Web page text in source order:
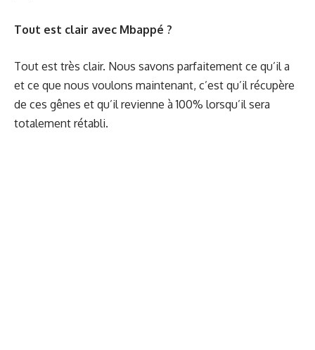
Tout est clair avec Mbappé ?
Tout est très clair. Nous savons parfaitement ce qu’il a
et ce que nous voulons maintenant, c’est qu’il récupère
de ces gênes et qu’il revienne à 100% lorsqu’il sera
totalement rétabli.